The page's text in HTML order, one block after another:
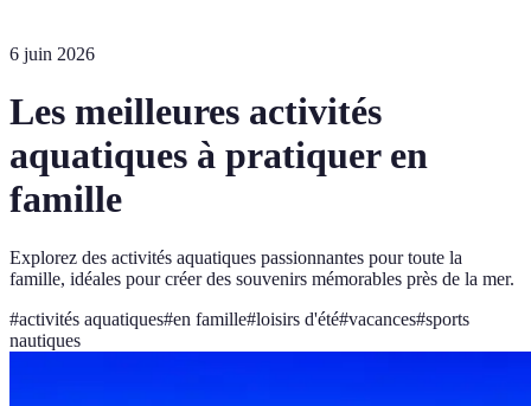
6 juin 2026
Les meilleures activités
aquatiques à pratiquer en
famille
Explorez des activités aquatiques passionnantes pour toute la
famille, idéales pour créer des souvenirs mémorables près de la mer.
#activités aquatiques#en famille#loisirs d'été#vacances#sports
nautiques